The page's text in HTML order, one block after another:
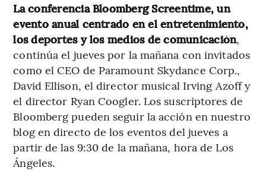
La conferencia Bloomberg Screentime, un
evento anual centrado en el entretenimiento,
los deportes y los medios de comunicación,
continúa el jueves por la mañana con invitados
como el CEO de Paramount Skydance Corp.,
David Ellison, el director musical Irving Azoff y
el director Ryan Coogler. Los suscriptores de
Bloomberg pueden seguir la acción en nuestro
blog en directo de los eventos del jueves a
partir de las 9:30 de la mañana, hora de Los
Ángeles.